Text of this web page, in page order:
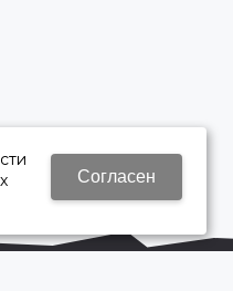
Согласен